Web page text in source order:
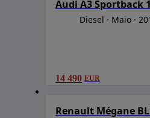
Diesel Maio
14 490 EUR